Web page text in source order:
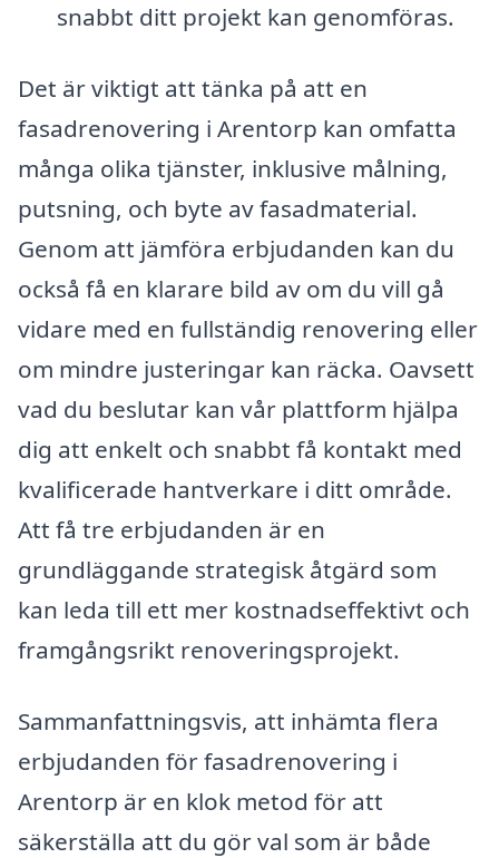
snabbt ditt projekt kan genomföras.
Det är viktigt att tänka på att en
fasadrenovering i Arentorp kan omfatta
många olika tjänster, inklusive målning,
putsning, och byte av fasadmaterial.
Genom att jämföra erbjudanden kan du
också få en klarare bild av om du vill gå
vidare med en fullständig renovering eller
om mindre justeringar kan räcka. Oavsett
vad du beslutar kan vår plattform hjälpa
dig att enkelt och snabbt få kontakt med
kvalificerade hantverkare i ditt område.
Att få tre erbjudanden är en
grundläggande strategisk åtgärd som
kan leda till ett mer kostnadseffektivt och
framgångsrikt renoveringsprojekt.
Sammanfattningsvis, att inhämta flera
erbjudanden för fasadrenovering i
Arentorp är en klok metod för att
säkerställa att du gör val som är både